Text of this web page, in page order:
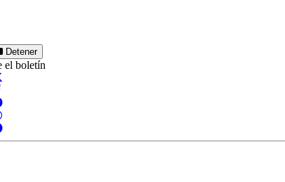
Detener
el boletín